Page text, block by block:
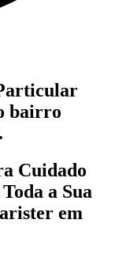
bairro
Cuidado
a Sua
em